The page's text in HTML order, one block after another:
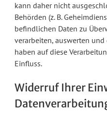
kann daher nicht
Behörden (z. B.
befindlichen Daten zu
verarbeiten, auswerten
haben auf diese
Einfluss.
Widerruf Ihrer